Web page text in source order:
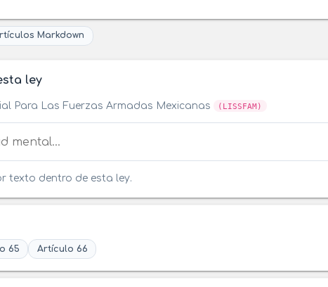
Markdown
ley
Para Las Fuerzas Armadas Mexicanas (LISSFAM)
texto dentro de esta ley.
65 Artículo 66